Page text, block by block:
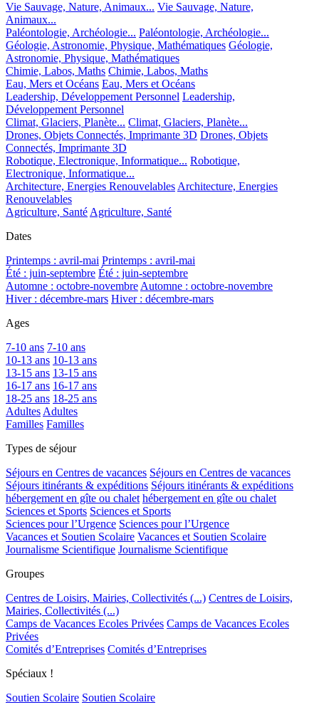
Vie Sauvage, Nature, Animaux... Vie Sauvage, Nature,
Animaux...
Paléontologie, Archéologie... Paléontologie, Archéologie...
Géologie, Astronomie, Physique, Mathématiques Géologie,
Astronomie, Physique, Mathématiques
Chimie, Labos, Maths Chimie, Labos, Maths
Eau, Mers et Océans Eau, Mers et Océans
Leadership, Développement Personnel Leadership,
Développement Personnel
Climat, Glaciers, Planète... Climat, Glaciers, Planète...
Drones, Objets Connectés, Imprimante 3D Drones, Objets
Connectés, Imprimante 3D
Robotique, Electronique, Informatique... Robotique,
Electronique, Informatique...
Architecture, Energies RenouvelablesArchitecture, Energies
Renouvelables
Agriculture, SantéAgriculture, Santé
Dates
Printemps : avril-mai Printemps : avril-mai
Été : juin-septembre Été : juin-septembre
Automne : octobre-novembreAutomne : octobre-novembre
Hiver : décembre-mars Hiver : décembre-mars
Ages
7-10 ans 7-10 ans
10-13 ans 10-13 ans
13-15 ans 13-15 ans
16-17 ans 16-17 ans
18-25 ans 18-25 ans
AdultesAdultes
Familles Familles
Types de séjour
Séjours en Centres de vacances Séjours en Centres de vacances
Séjours itinérants & expéditions Séjours itinérants & expéditions
hébergement en gîte ou chalet hébergement en gîte ou chalet
Sciences et Sports Sciences et Sports
Sciences pour l’Urgence Sciences pour l’Urgence
Vacances et Soutien Scolaire Vacances et Soutien Scolaire
Journalisme Scientifique Journalisme Scientifique
Groupes
Centres de Loisirs, Mairies, Collectivités (...) Centres de Loisirs,
Mairies, Collectivités (...)
Camps de Vacances Ecoles Privées Camps de Vacances Ecoles
Privées
Comités d’Entreprises Comités d’Entreprises
Spéciaux !
Soutien Scolaire Soutien Scolaire